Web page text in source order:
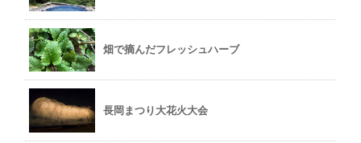
畑で摘んだフレッシュハーブ
長岡まつり大花火大会